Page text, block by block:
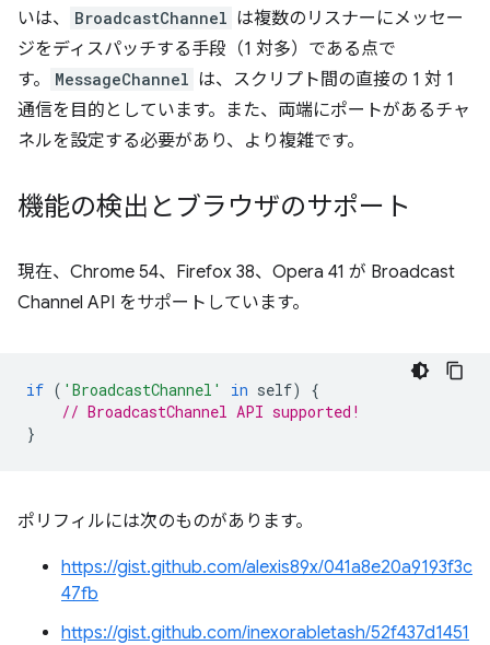
いは、
BroadcastChannel は複数のリスナーにメッセー
ジをディスパッチする手段（1 対多）である点で
す。
MessageChannel は、スクリプト間の直接の 1 対 1
通信を目的としています。また、両端にポートがあるチャ
ネルを設定する必要があり、より複雑です。
機能の検出とブラウザのサポート
現在、Chrome 54、Firefox 38、Opera 41 が Broadcast
Channel API をサポートしています。
if ( 'BroadcastChannel' in self)
{
// BroadcastChannel API supported!
}
ポリフィルには次のものがあります。
https://gist.github.com/alexis89x/041a8e20a9193f3c
47fb
https://gist.github.com/inexorabletash/52f437d1451